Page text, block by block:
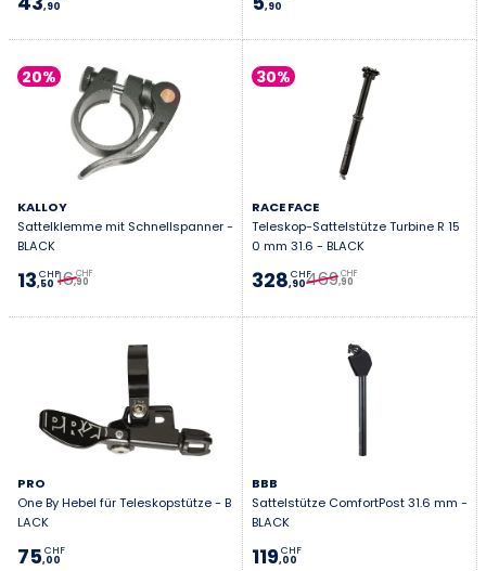
,90 ,90
20%
KALLOY
Sattelklemme mit Schnellspanner -
BLACK
13,50
CHF16,90
CHF
30%
RACE FACE
Teleskop-Sattelstütze Turbine R 15
0 mm 31.6 - BLACK
328,90
CHF469,90
CHF
PRO
One By Hebel für Teleskopstütze - B
LACK
75,00
CHF
BBB
Sattelstütze ComfortPost 31.6 mm -
BLACK
119,00
CHF